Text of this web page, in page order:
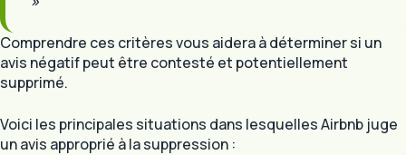
Comprendre ces critères vous aidera à déterminer si un
avis négatif peut être contesté et potentiellement
supprimé.
Voici les principales situations dans lesquelles Airbnb juge
un avis approprié à la suppression :